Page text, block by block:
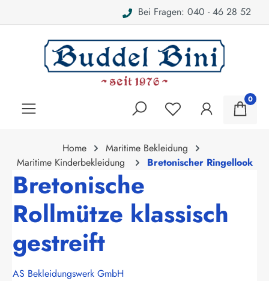
Bei Fragen: 040 - 46 28 52
0
Home
Maritime Bekleidung
Maritime Kinderbekleidung
Bretonischer Ringellook
Bretonische
Rollmütze klassisch
gestreift
AS Bekleidungswerk GmbH